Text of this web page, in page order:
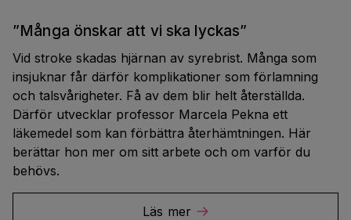
”Många önskar att vi ska lyckas”
Vid stroke skadas hjärnan av syrebrist. Många som
insjuknar får därför komplikationer som förlamning
och talsvårigheter. Få av dem blir helt återställda.
Därför utvecklar professor Marcela Pekna ett
läkemedel som kan förbättra återhämtningen. Här
berättar hon mer om sitt arbete och om varför du
behövs.
Läs mer